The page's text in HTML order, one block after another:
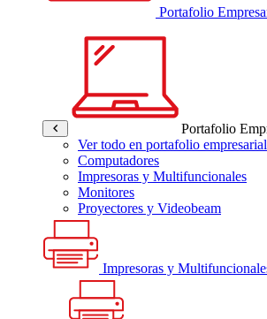
Portafolio
Portafolio
Ver todo en portafolio empresarial
Computadores
Impresoras y Multifuncionales
Monitores
Proyectores y Videobeam
Impresoras y